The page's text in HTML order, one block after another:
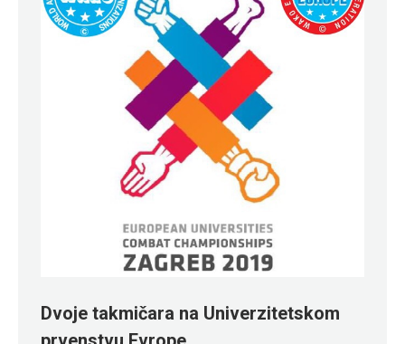
Dvoje takmičara na Univerzitetskom